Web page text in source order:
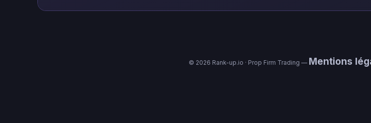
© 2026 Rank-up.io · Prop Firm Trading — Mentions